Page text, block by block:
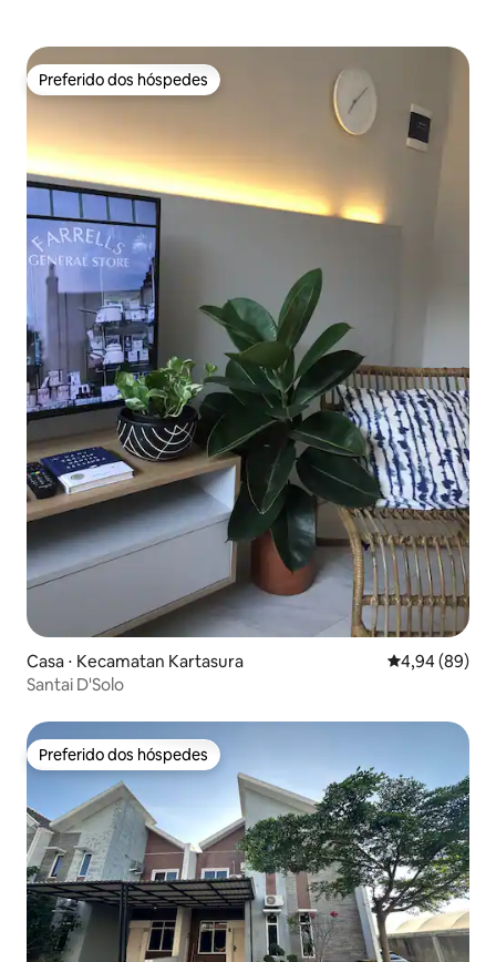
Preferido dos hóspedes
Preferido dos hóspedes
Casa ⋅ Kecamatan Kartasura 4,94 de uma
4,94 (89)
Santai D'Solo
Preferido dos hóspedes
Preferido dos hóspedes